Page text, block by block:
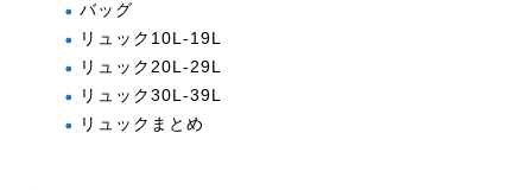
バッグ
リュック10L-19L
リュック20L-29L
リュック30L-39L
リュックまとめ